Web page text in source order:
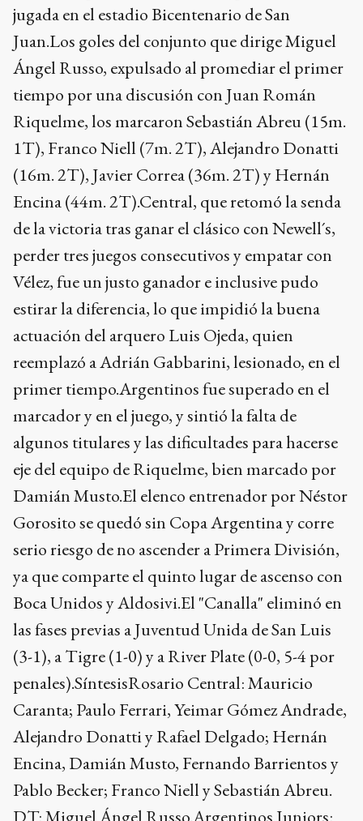
jugada en el estadio Bicentenario de San
Juan.Los goles del conjunto que dirige Miguel
Ángel Russo, expulsado al promediar el primer
tiempo por una discusión con Juan Román
Riquelme, los marcaron Sebastián Abreu (15m.
1T), Franco Niell (7m. 2T), Alejandro Donatti
(16m. 2T), Javier Correa (36m. 2T) y Hernán
Encina (44m. 2T).Central, que retomó la senda
de la victoria tras ganar el clásico con Newell´s,
perder tres juegos consecutivos y empatar con
Vélez, fue un justo ganador e inclusive pudo
estirar la diferencia, lo que impidió la buena
actuación del arquero Luis Ojeda, quien
reemplazó a Adrián Gabbarini, lesionado, en el
primer tiempo.Argentinos fue superado en el
marcador y en el juego, y sintió la falta de
algunos titulares y las dificultades para hacerse
eje del equipo de Riquelme, bien marcado por
Damián Musto.El elenco entrenador por Néstor
Gorosito se quedó sin Copa Argentina y corre
serio riesgo de no ascender a Primera División,
ya que comparte el quinto lugar de ascenso con
Boca Unidos y Aldosivi.El "Canalla" eliminó en
las fases previas a Juventud Unida de San Luis
(3-1), a Tigre (1-0) y a River Plate (0-0, 5-4 por
penales).SíntesisRosario Central: Mauricio
Caranta; Paulo Ferrari, Yeimar Gómez Andrade,
Alejandro Donatti y Rafael Delgado; Hernán
Encina, Damián Musto, Fernando Barrientos y
Pablo Becker; Franco Niell y Sebastián Abreu.